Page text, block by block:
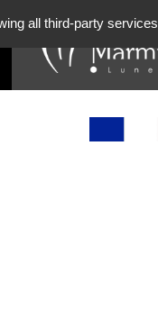
all third-party services